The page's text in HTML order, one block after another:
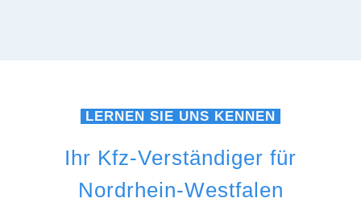
LERNEN SIE UNS KENNEN
Ihr Kfz-Verständiger für
Nordrhein-Westfalen